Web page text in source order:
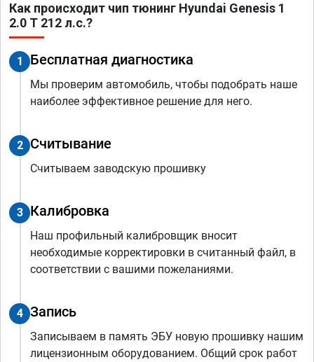
Как происходит чип тюнинг Hyundai Genesis 1
2.0 T 212 л.с.?
1 Бесплатная диагностика
Мы проверим автомобиль, чтобы подобрать наше
наиболее эффективное решение для него.
2 Считывание
Считываем заводскую прошивку
3 Калибровка
Наш профильный калибровщик вносит
необходимые корректировки в считанный файл, в
соответствии с вашими пожеланиями.
4 Запись
Записываем в память ЭБУ новую прошивку нашим
лицензионным оборудованием. Общий срок работ